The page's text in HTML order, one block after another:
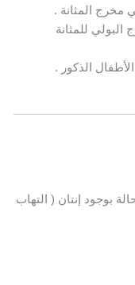
مخرج المثانة .
للمثانة
الذكور .
بوجود إنتان ( التهاب